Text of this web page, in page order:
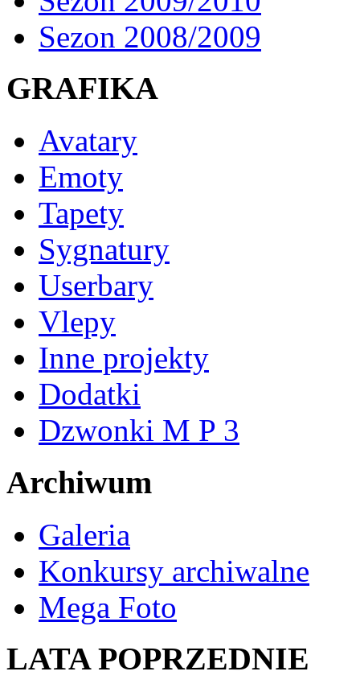
Sezon 2008/2009
GRAFIKA
Avatary
Emoty
Tapety
Sygnatury
Userbary
Vlepy
Inne projekty
Dodatki
Dzwonki M P 3
Archiwum
Galeria
Konkursy archiwalne
Mega Foto
LATA POPRZEDNIE